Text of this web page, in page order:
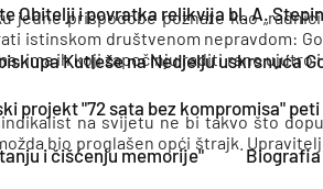
Obitelji i povratka relikvija bl. A.
Kutleše na Nedjelju uskrsnuća
projekt "72 sata bez kompromisa"
i čišćenju memorije" Biografia
jedne prispodobe poznate kao
istinskom društvenom nepravdom:
ima ih koji započinju raditi rano ujutro
na svijetu ne bi takvo što
bio proglašen opći štrajk.